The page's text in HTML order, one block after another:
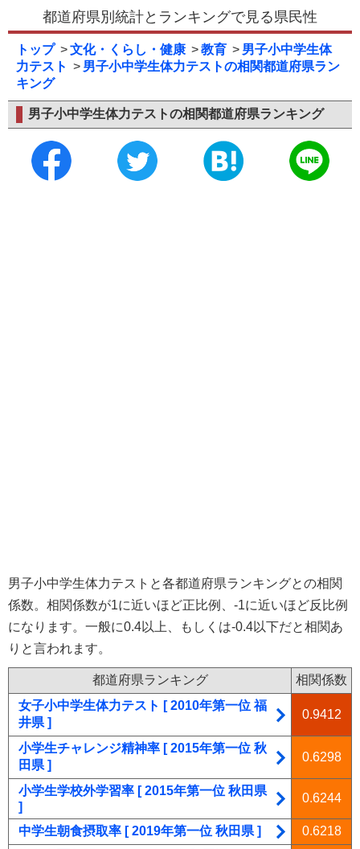
都道府県別統計とランキングで見る県民性
トップ 文化・くらし・健康 教育
男子小中学生体
力テスト
男子小中学生体力テストの相関都道府県ラン
キング
男子小中学生体力テストの相関都道府県ランキング
男子小中学生体力テストと各都道府県ランキングとの相関
係数。相関係数が1に近いほど正比例、-1に近いほど反比例
になります。一般に0.4以上、もしくは-0.4以下だと相関あ
りと言われます。
都道府県ランキング
相関係数
女子小中学生体力テスト [ 2010年第一位 福
井県 ]
0.9412
小学生チャレンジ精神率 [ 2015年第一位 秋
田県 ]
0.6298
小学生学校外学習率 [ 2015年第一位 秋田県
]
0.6244
中学生朝食摂取率 [ 2019年第一位 秋田県 ]
0.6218